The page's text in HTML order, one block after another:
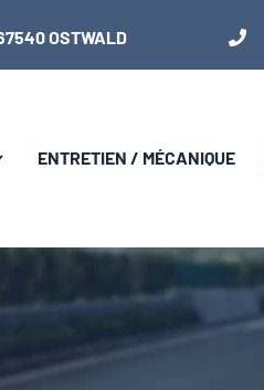
OSTWALD
ENTRETIEN / MÉCANIQUE